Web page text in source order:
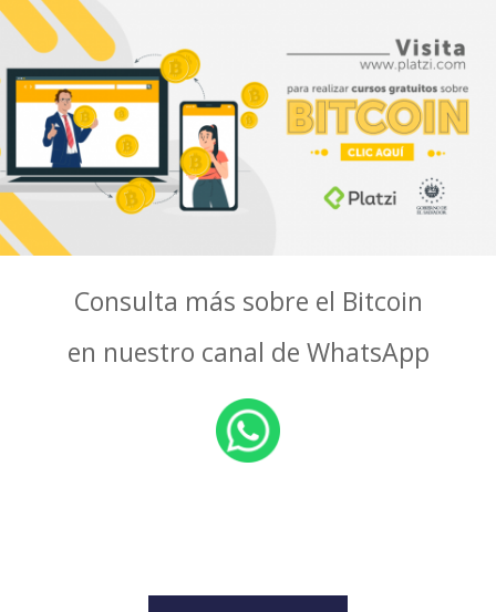
Consulta más sobre el Bitcoin
en nuestro canal de WhatsApp